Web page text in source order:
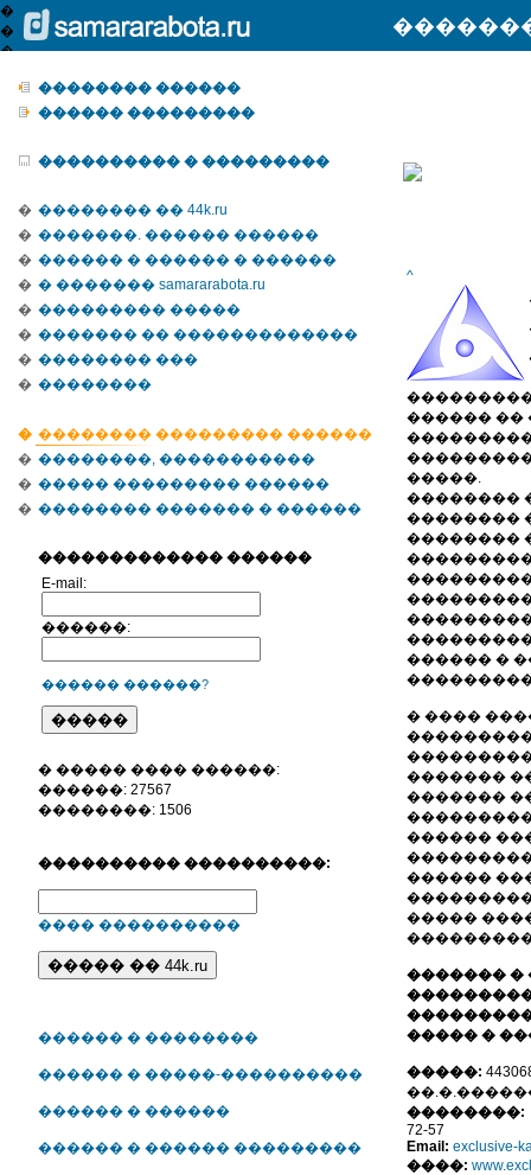
�������� ������
������ ���������
���������� � ���������
� �������� �� 44k.ru
� �������. ������ ������
� ������ � ������ � ������
� � ������� samararabota.ru
� ��������� �����
� ������� �� �������������
� �������� ���
� ��������
� �������� ��������� ������
� ��������, �����������
� ����� ��������� ������
� �������� ������� � ������
������������� ������
E-mail:
������:
������ ������?
� ����� ���� ������:
������: 27567
��������: 1506
���������� ����������:
���� ����������
������ � ��������
������ � �����-����������
������ � ������
������ � ������ ���������
^
������ ��
�����.
��������
�������� �
��������
������ �
� ����
�������
�������
������
������
�����
������� �
����� �
�����:
��������:
72-57
Email: exclusive-
����: